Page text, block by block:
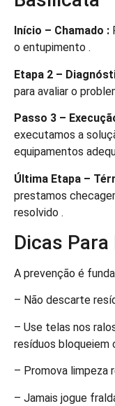
Início – Chamado :
o entupimento .
Etapa 2 –
para avaliar o
Passo 3 –
executamos a
equipamentos
Última Etapa –
prestamos
resolvido .
Dicas
A prevenção é
– Não descarte
– Use telas nos
resíduos bloqueiem
– Promova limpeza
– Jamais jogue